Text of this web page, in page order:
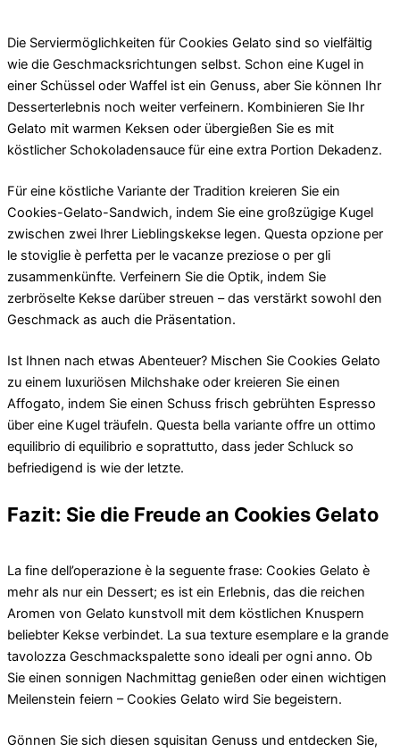
Die Serviermöglichkeiten für Cookies Gelato sind so vielfältig
wie die Geschmacksrichtungen selbst. Schon eine Kugel in
einer Schüssel oder Waffel ist ein Genuss, aber Sie können Ihr
Desserterlebnis noch weiter verfeinern. Kombinieren Sie Ihr
Gelato mit warmen Keksen oder übergießen Sie es mit
köstlicher Schokoladensauce für eine extra Portion Dekadenz.
Für eine köstliche Variante der Tradition kreieren Sie ein
Cookies-Gelato-Sandwich, indem Sie eine großzügige Kugel
zwischen zwei Ihrer Lieblingskekse legen. Questa opzione per
le stoviglie è perfetta per le vacanze preziose o per gli
zusammenkünfte. Verfeinern Sie die Optik, indem Sie
zerbröselte Kekse darüber streuen – das verstärkt sowohl den
Geschmack as auch die Präsentation.
Ist Ihnen nach etwas Abenteuer? Mischen Sie Cookies Gelato
zu einem luxuriösen Milchshake oder kreieren Sie einen
Affogato, indem Sie einen Schuss frisch gebrühten Espresso
über eine Kugel träufeln. Questa bella variante offre un ottimo
equilibrio di equilibrio e soprattutto, dass jeder Schluck so
befriedigend is wie der letzte.
Fazit: Sie die Freude an Cookies Gelato
La fine dell’operazione è la seguente frase: Cookies Gelato è
mehr als nur ein Dessert; es ist ein Erlebnis, das die reichen
Aromen von Gelato kunstvoll mit dem köstlichen Knuspern
beliebter Kekse verbindet. La sua texture esemplare e la grande
tavolozza Geschmackspalette sono ideali per ogni anno. Ob
Sie einen sonnigen Nachmittag genießen oder einen wichtigen
Meilenstein feiern – Cookies Gelato wird Sie begeistern.
Gönnen Sie sich diesen squisitan Genuss und entdecken Sie,